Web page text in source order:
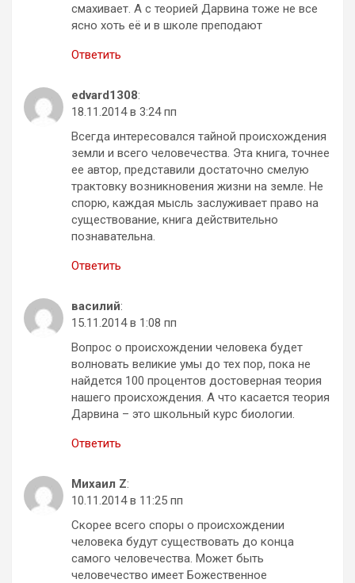
смахивает. А с теорией Дарвина тоже не все
ясно хоть её и в школе преподают
Ответить
edvard1308:
18.11.2014 в 3:24 пп
Всегда интересовался тайной происхождения
земли и всего человечества. Эта книга, точнее
ее автор, представили достаточно смелую
трактовку возникновения жизни на земле. Не
спорю, каждая мысль заслуживает право на
существование, книга действительно
познавательна.
Ответить
василий:
15.11.2014 в 1:08 пп
Вопрос о происхождении человека будет
волновать великие умы до тех пор, пока не
найдется 100 процентов достоверная теория
нашего происхождения. А что касается теория
Дарвина – это школьный курс биологии.
Ответить
Михаил Z:
10.11.2014 в 11:25 пп
Скорее всего споры о происхождении
человека будут существовать до конца
самого человечества. Может быть
человечество имеет Божественное